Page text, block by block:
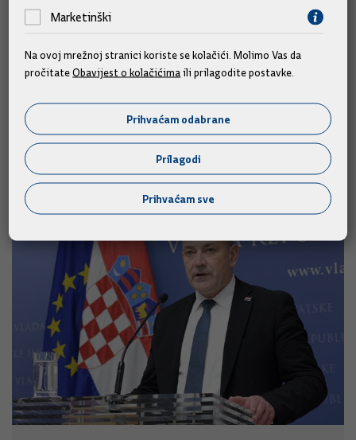
Prodaju duhanskog poslovanja Adris grupe kompaniji British
Davor Majetić, istaknuvši kako je uvjeren da je to "dobra
vijest za Hrvatsku, za TDR i naravno za vlasnike i Adris grupu".
Slične vijesti
Marketinški
Na ovoj mrežnoj stranici koriste se kolačići. Molimo Vas da
pročitateObavijest o kolačićima ili prilagodite postavke.
Prihvaćam odabrane
Prilagodi
Prihvaćam sve